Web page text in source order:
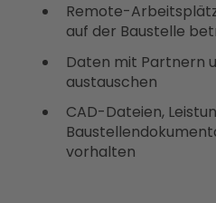
Remote-
auf der Baustelle
Daten mit Partnern
austauschen
CAD-Dateien,
vorhalten